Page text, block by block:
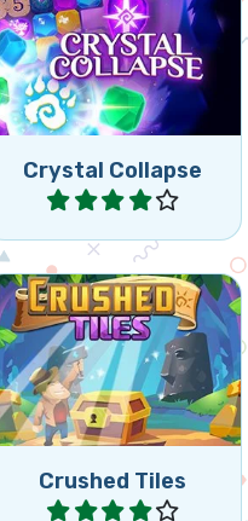
Crystal Collapse
Combina y contrae
cristales.
Jugar
Crushed Tiles
Juego de colapsar tres en
raya, colapsa fichas y
alcanzar los objetivos.
Jugar